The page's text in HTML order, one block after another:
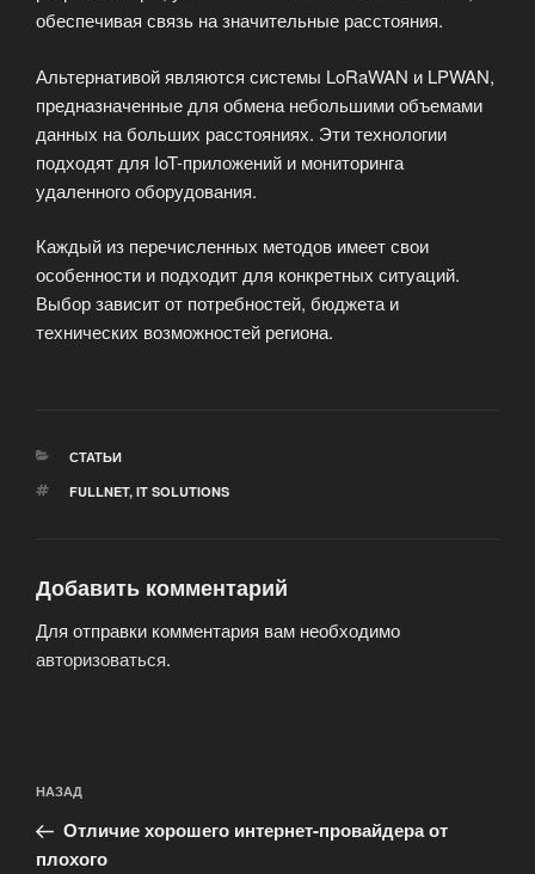
обеспечивая связь на значительные расстояния.
Альтернативой являются системы LoRaWAN и LPWAN,
предназначенные для обмена небольшими объемами
данных на больших расстояниях. Эти технологии
подходят для IoT-приложений и мониторинга
удаленного оборудования.
Каждый из перечисленных методов имеет свои
особенности и подходит для конкретных ситуаций.
Выбор зависит от потребностей, бюджета и
технических возможностей региона.
РУБРИКИ
СТАТЬИ
МЕТКИ
FULLNET, IT SOLUTIONS
Добавить комментарий
Для отправки комментария вам необходимо
авторизоваться.
по
записям
Предыдущая
запись:
НАЗАД
Отличие хорошего интернет-провайдера от
плохого